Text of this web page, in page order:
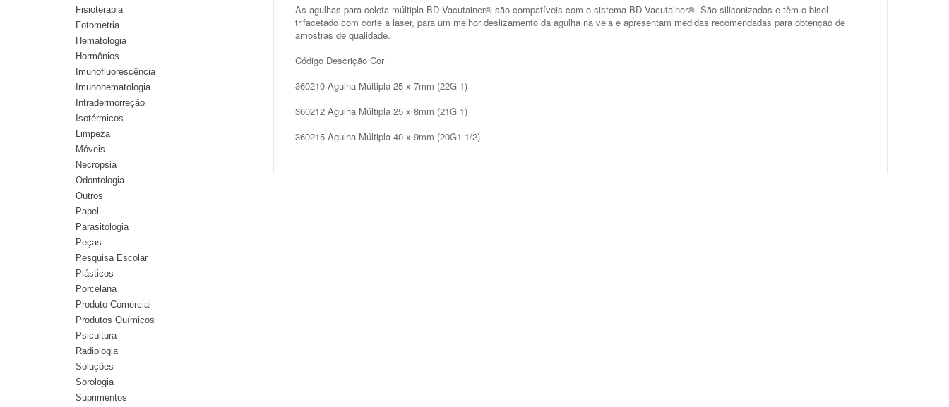
As agulhas para coleta múltipla BD Vacutainer® são compatíveis com o sistema BD Vacutainer®. São siliconizadas e têm o bisel
trifacetado com corte a laser, para um melhor deslizamento da agulha na veia e apresentam medidas recomendadas para obtenção de
amostras de qualidade.
Código Descrição Cor
360210 Agulha Múltipla 25 x 7mm (22G 1)
360212 Agulha Múltipla 25 x 8mm (21G 1)
360215 Agulha Múltipla 40 x 9mm (20G1 1/2)
Fisioterapia
Fotometria
Hematologia
Hormônios
Imunofluorescência
Imunohematologia
Intradermorreção
Isotérmicos
Limpeza
Móveis
Necropsia
Odontologia
Outros
Papel
Parasitologia
Peças
Pesquisa Escolar
Plásticos
Porcelana
Produto Comercial
Produtos Químicos
Psicultura
Radiologia
Soluções
Sorologia
Suprimentos